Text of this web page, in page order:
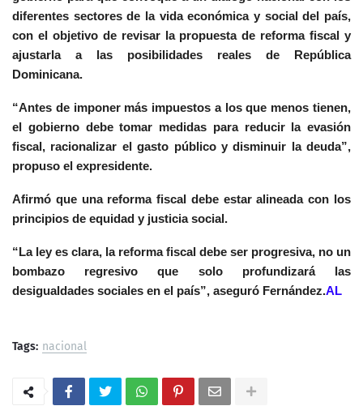
diferentes sectores de la vida económica y social del país,
con el objetivo de revisar la propuesta de reforma fiscal y
ajustarla a las posibilidades reales de República
Dominicana.
“Antes de imponer más impuestos a los que menos tienen,
el gobierno debe tomar medidas para reducir la evasión
fiscal, racionalizar el gasto público y disminuir la deuda”,
propuso el expresidente.
Afirmó que una reforma fiscal debe estar alineada con los
principios de equidad y justicia social.
“La ley es clara, la reforma fiscal debe ser progresiva, no un
bombazo regresivo que solo profundizará las
desigualdades sociales en el país”, aseguró Fernández.AL
Tags: nacional